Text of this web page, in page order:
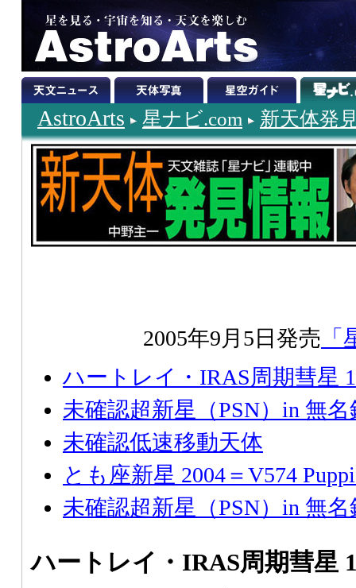
AstroArts 星ナビ.com 新天体発
2005年9月5日発売
ハートレイ・IRAS周期彗星
未確認超新星（PSN）in 無名
未確認低速移動天体
とも座新星 2004＝V574
未確認超新星（PSN）in 無名
ハートレイ・IRAS周期彗星